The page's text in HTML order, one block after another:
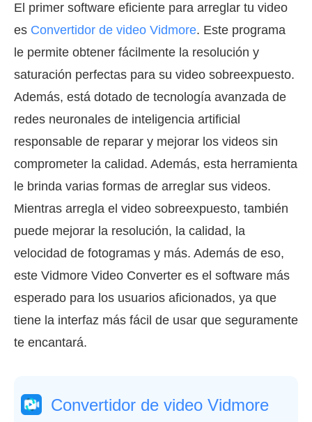
El primer software eficiente para arreglar tu video
es Convertidor de video Vidmore. Este programa
le permite obtener fácilmente la resolución y
saturación perfectas para su video sobreexpuesto.
Además, está dotado de tecnología avanzada de
redes neuronales de inteligencia artificial
responsable de reparar y mejorar los videos sin
comprometer la calidad. Además, esta herramienta
le brinda varias formas de arreglar sus videos.
Mientras arregla el video sobreexpuesto, también
puede mejorar la resolución, la calidad, la
velocidad de fotogramas y más. Además de eso,
este Vidmore Video Converter es el software más
esperado para los usuarios aficionados, ya que
tiene la interfaz más fácil de usar que seguramente
te encantará.
Convertidor de video Vidmore